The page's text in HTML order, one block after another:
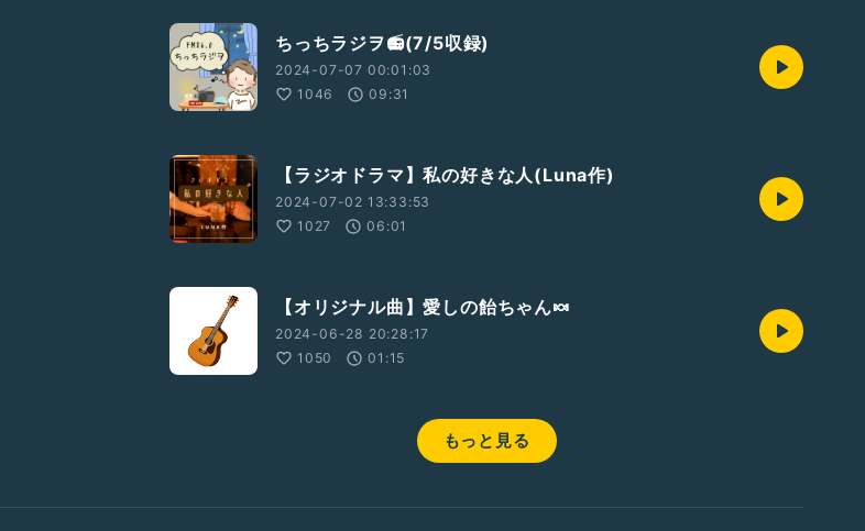
ちっちラジヲ📻(7/5収録)
2024-07-07 00:01:03
1046
09:31
【ラジオドラマ】私の好きな人(Luna作)
2024-07-02 13:33:53
1027
06:01
【オリジナル曲】愛しの飴ちゃん🍬
2024-06-28 20:28:17
1050
01:15
もっと見る